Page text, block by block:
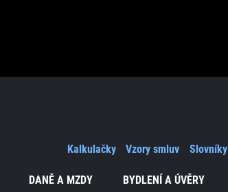
DANĚ A MZDY BYDLENÍ A ÚVĚRY
Kalkulačky Vzory smluv Slovníky